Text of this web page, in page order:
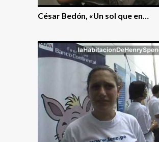
César Bedón, «Un sol que en…